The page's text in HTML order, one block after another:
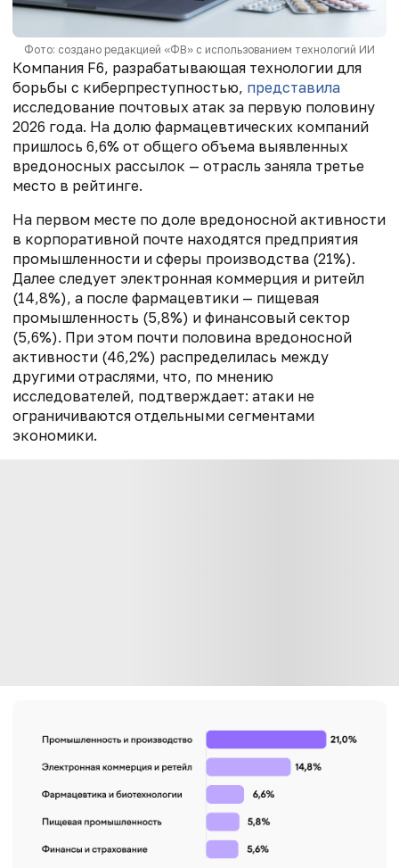
Фото: создано редакцией «ФВ» с использованием технологий ИИ
Компания F6, разрабатывающая технологии для
борьбы с киберпреступностью, представила
исследование почтовых атак за первую половину
2026 года. На долю фармацевтических компаний
пришлось 6,6% от общего объема выявленных
вредоносных рассылок — отрасль заняла третье
место в рейтинге.
На первом месте по доле вредоносной активности
в корпоративной почте находятся предприятия
промышленности и сферы производства (21%).
Далее следует электронная коммерция и ритейл
(14,8%), а после фармацевтики — пищевая
промышленность (5,8%) и финансовый сектор
(5,6%). При этом почти половина вредоносной
активности (46,2%) распределилась между
другими отраслями, что, по мнению
исследователей, подтверждает: атаки не
ограничиваются отдельными сегментами
экономики.